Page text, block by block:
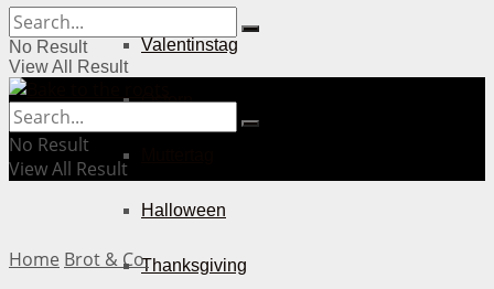
Valentinstag
Ostern
Halloween
Thanksgiving
No Result
View All Result
No Result
View All Result
Home Brot & Co.